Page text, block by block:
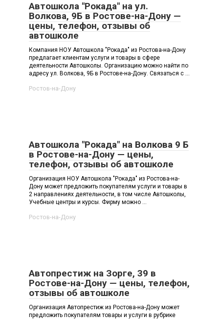
Автошкола "Рокада" на ул.
Волкова, 9Б в Ростове-на-Дону —
цены, телефон, отзывы об
автошколе
Компания НОУ Автошкола "Рокада" из Ростова-на-Дону
предлагает клиентам услуги и товары в сфере
деятельности Автошколы. Организацию можно найти по
адресу ул. Волкова, 9Б в Ростове-на-Дону. Связаться с ...
Ростов-на-Дону
Автошкола "Рокада" на Волкова 9 Б
в Ростове-на-Дону — цены,
телефон, отзывы об автошколе
Организация НОУ Автошкола "Рокада" из Ростова-на-
Дону может предложить покупателям услуги и товары в
2 направлениях деятельности, в том числе Автошколы,
Учебные центры и курсы. Фирму можно ...
Ростов-на-Дону
Автопрестиж на Зорге, 39 в
Ростове-на-Дону — цены, телефон,
отзывы об автошколе
Организация Автопрестиж из Ростова-на-Дону может
предложить покупателям товары и услуги в рубрике